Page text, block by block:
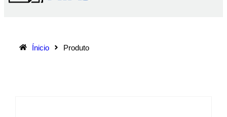
Ínicio Produto